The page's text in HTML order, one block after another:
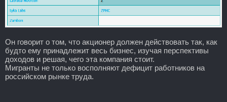
Он говорит о том, что акционер должен действовать так, как
будто ему принадлежит весь бизнес, изучая перспективы
доходов и решая, чего эта компания стоит.
Мигранты не только восполняют дефицит работников на
российском рынке труда.